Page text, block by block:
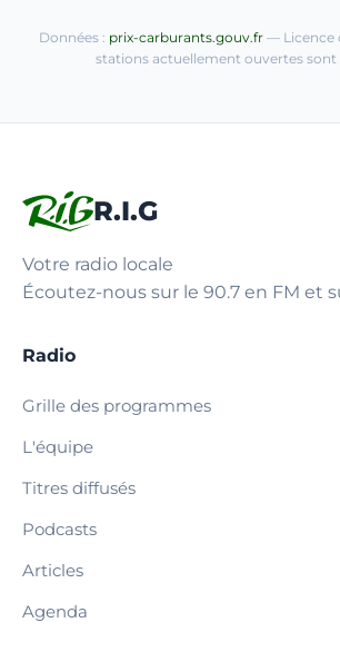
Données : prix-carburants.gouv.fr— Licence
stations actuellement ouvertes sont
R.I.G
Votre radio locale
Écoutez-nous sur le 90.7 en FM et
Radio
Grille des programmes
L'équipe
Titres diffusés
Podcasts
Articles
Agenda